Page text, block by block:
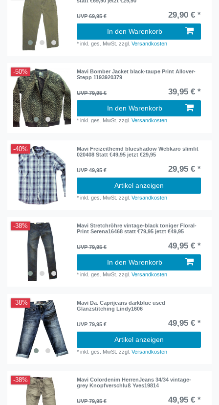
UVP 69,95 € 29,90 € *
In den Warenkorb
*inkl. ges. MwSt. zzgl.Versandkosten
-50%
Mavi Bomber Jacket black-taupe Print Allover-
Stepp 1193920379
UVP 79,95 € 39,95 € *
In den Warenkorb
*inkl. ges. MwSt. zzgl.Versandkosten
-40%
Mavi Freizeithemd blueshadow Webkaro slimfit
020408 Statt €49,95 jetzt €29,95
UVP 49,95 € 29,95 € *
Artikel anzeigen
*inkl. ges. MwSt. zzgl.Versandkosten
-38%
Mavi Stretchröhre vintage-black toniger Floral-
Print Serena16468 statt €79,95 jetzt €49,95
UVP 79,95 € 49,95 € *
In den Warenkorb
*inkl. ges. MwSt. zzgl.Versandkosten
-38%
Mavi Da. Caprijeans darkblue used
Glanzstitching Lindy1606
UVP 79,95 € 49,95 € *
Artikel anzeigen
*inkl. ges. MwSt. zzgl.Versandkosten
-38%
Mavi Colordenim HerrenJeans 34/34 vintage-
grey Knopfverschluß Yves19814
UVP 79,95 € 49,95 € *